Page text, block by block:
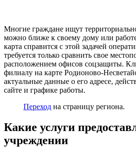
Многие граждане ищут
можно ближе к своему дому или
карта справится с этой задачей
требуется только сравнить свое
расположением офисов соцзащиты.
филиалу на карте Родионово-
актуальные данные о его адресе,
сайте и графике работы.
Переход на страницу региона.
Какие услуги
учреждении